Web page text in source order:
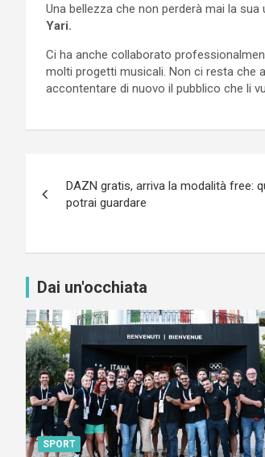
Una bellezza che non perderà mai la
Yari.
Ci ha anche collaborato
molti progetti musicali. Non ci resta che
accontentare di nuovo il pubblico che li
articoli
DAZN gratis, arriva la modalità free:
potrai guardare
Dai un'occhiata
SPORT